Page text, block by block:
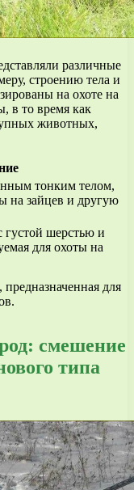
различные
строению тела и
на охоте на
в то время как
животных,
тонким телом,
на зайцев и другую
густой шерстью и
для охоты на
для
смешение
типа